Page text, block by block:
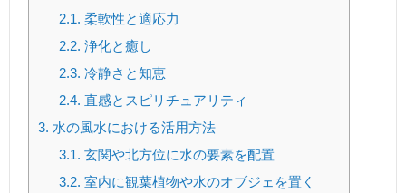
2.1. 柔軟性と適応力
2.2. 浄化と癒し
2.3. 冷静さと知恵
2.4. 直感とスピリチュアリティ
3. 水の風水における活用方法
3.1. 玄関や北方位に水の要素を配置
3.2. 室内に観葉植物や水のオブジェを置く